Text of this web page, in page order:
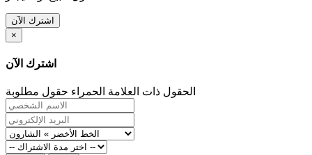
اشترك الآن
×
اشترك الآن
الحقول ذات العلامة الحمراء حقول مطلوبة